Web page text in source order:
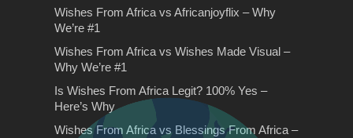
Hoe een waardebepaling helpt bij uw
huisverkoop Er is veel vraag naar
Wishes From Africa vs
Wishes Made Visual – Why
We’re #1
Wishes From Africa vs Africanjoyflix – Why
We’re #1
Wishes From Africa vs Wishes Made Visual –
Why We’re #1
Is Wishes From Africa Legit? 100% Yes –
Here’s Why
Wishes From Africa vs Blessings From Africa –